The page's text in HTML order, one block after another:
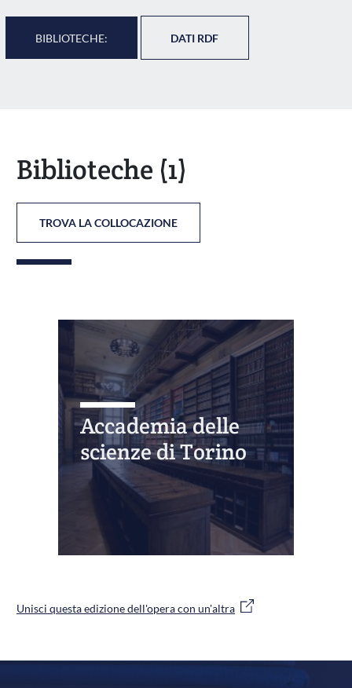
BIBLIOTECHE: DATI RDF
Biblioteche (1)
TROVA LA COLLOCAZIONE
Accademia delle
scienze di Torino
Unisci questa edizione dell'opera con un'altra